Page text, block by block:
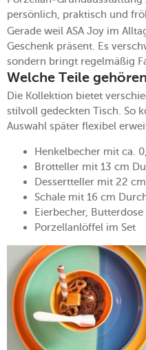
persönlich, praktisch und
Gerade weil ASA Joy im
Geschenk präsent. Es
sondern bringt regelmäßig
Welche Teile
Die Kollektion bietet
stilvoll gedeckten Tisch. So
Auswahl später flexibel
Henkelbecher mit ca.
Brotteller mit 13 cm
Dessertteller mit 22
Schale mit 16 cm
Eierbecher,
Porzellanlöffel im Set